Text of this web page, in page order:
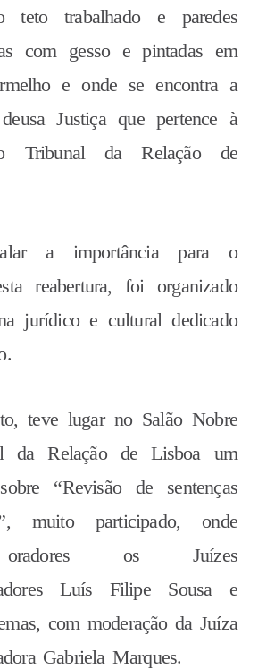
teto trabalhado e paredes
com gesso e pintadas em
e onde se encontra a
Justiça que pertence à
Tribunal da Relação de
a importância para o
reabertura, foi organizado
jurídico e cultural dedicado
teve lugar no Salão Nobre
da Relação de Lisboa um
“Revisão de sentenças
muito participado, onde
os Juízes
Luís Filipe Sousa e
com moderação da Juíza
Gabriela Marques.